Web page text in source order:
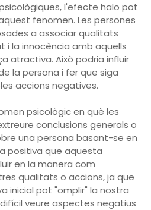
l'efecte halo pot
fenomen. Les persones
a associar qualitats
i la innocència amb aquells
atractiva. Això podria influir
la persona i fer que siga
accions negatives.
psicològic en què les
conclusions generals o
una persona basant-se en
positiva que aquesta
en la manera com
qualitats o accions, ja que
inicial pot "omplir" la nostra
veure aspectes negatius